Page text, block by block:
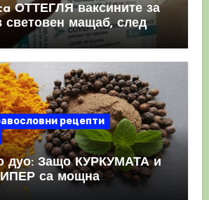
ОТТЕГЛЯ ваксините за
световен мащаб, след
че те причиняват
рецепти
дуо: Защо КУРКУМАТА и
са мощна